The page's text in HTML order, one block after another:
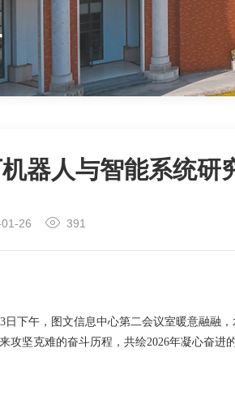
器人与智能系统研
26 391
日下午，图文信息中心第二会议室暖意融融
攻坚克难的奋斗历程，共绘2026年凝心奋进